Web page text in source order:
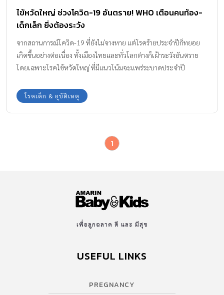
ไข้หวัดใหญ่ ช่วงโควิด-19 อันตราย! WHO เตือนคนท้อง-
เด็กเล็ก ยิ่งต้องระวัง
จากสถานการณ์โควิด-19 ที่ยังไม่จางหาย แต่โรคร้ายประจำปีก็ทยอย
เกิดขึ้นอย่างต่อเนื่อง ทั้งเมืองไทยและทั่วโลกต่างก็เฝ้าระวังอันตราย
โดยเฉพาะโรคไข้หวัดใหญ่ ที่มีแนวโน้มจะแพร่ระบาดประจำปี
โรคเด็ก & อุบัติเหตุ
1
เพื่อลูกฉลาด ดี และ มีสุข
USEFUL LINKS
PREGNANCY